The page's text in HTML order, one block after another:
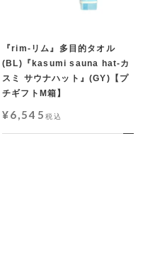
『rim-リム』多目的タオル
(BL)『kasumi sauna hat-カ
スミ サウナハット』(GY)【プ
チギフトM箱】
¥6,545 税込